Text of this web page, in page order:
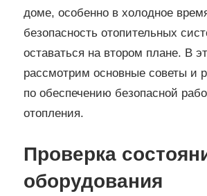
доме, особенно в холодное
безопасность отопительных
оставаться на втором плане. В
рассмотрим основные советы и
по обеспечению безопасной
отопления.
Проверка
оборудования